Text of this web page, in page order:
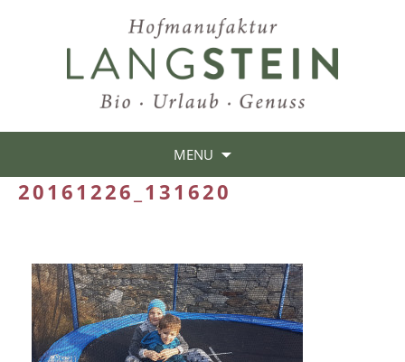
MENU
20161226_131620